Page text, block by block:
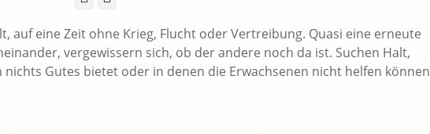
auf eine Zeit ohne Krieg, Flucht oder Vertreibung. Quasi eine erneute
vergewissern sich, ob der andere noch da ist. Suchen Halt,
Gutes bietet oder in denen die Erwachsenen nicht helfen können